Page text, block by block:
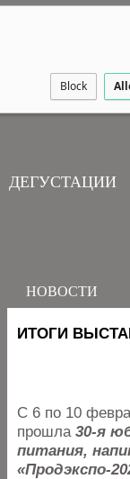
Block
ДЕГУСТАЦИИ
НОВОСТИ
ИТОГИ
С 6 по 10
прошла 30-я
питания,
«Продэкспо-